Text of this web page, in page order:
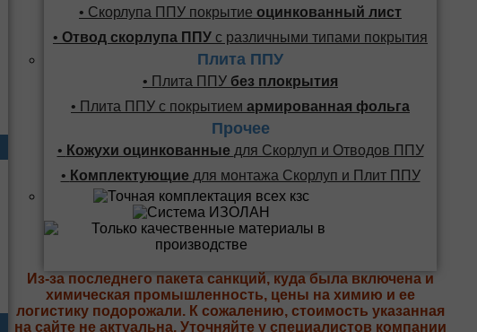
• Скорлупа ППУ покрытие оцинкованный лист
• Отвод скорлупа ППУ с различными типами покрытия
Плита ППУ
• Плита ППУ без плокрытия
• Плита ППУ с покрытием армированная фольга
Прочее
• Кожухи оцинкованные для Скорлуп и Отводов ППУ
• Комплектующие для монтажа Скорлуп и Плит ППУ
Из-за последнего пакета санкций, куда была включена и
химическая промышленность, цены на химию и ее
логистику подорожали. К сожалению, стоимость указанная
на сайте не актуальна. Уточняйте у специалистов компании